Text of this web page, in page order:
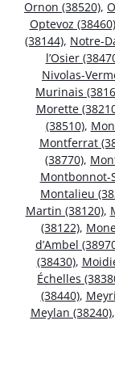
Ornon (38520),
Optevoz (38460)
(38144), Notre-
l’Osier
Nivolas-
Murinais
Morette
(38510),
Montferrat
(38770),
Montbonnot-
Montalieu
Martin (38120),
(38122),
d’Ambel
(38430),
Échelles
(38440),
Meylan (38240),